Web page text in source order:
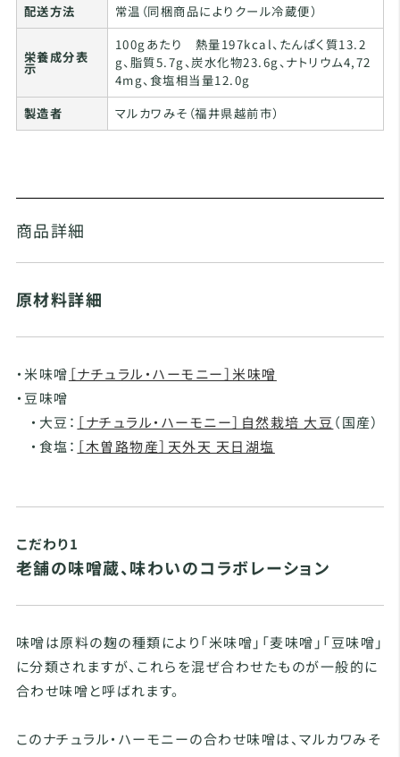
配送方法
常温（同梱商品によりクール冷蔵便）
栄養成分表
示
100gあたり 熱量197kcal、たんぱく質13.2
g、脂質5.7g、炭水化物23.6g、ナトリウム4,72
4mg、食塩相当量12.0g
製造者
マルカワみそ（福井県越前市）
商品詳細
原材料詳細
・米味噌 ［ナチュラル・ハーモニー］米味噌
・豆味噌
・大豆： ［ナチュラル・ハーモニー］自然栽培 大豆 （国産）
・食塩： ［木曽路物産］天外天 天日湖塩
こだわり1
老舗の味噌蔵、味わいのコラボレーション
味噌は原料の麹の種類により「米味噌」「麦味噌」「豆味噌」
に分類されますが、これらを混ぜ合わせたものが一般的に
合わせ味噌と呼ばれます。
このナチュラル・ハーモニーの合わせ味噌は、マルカワみそ